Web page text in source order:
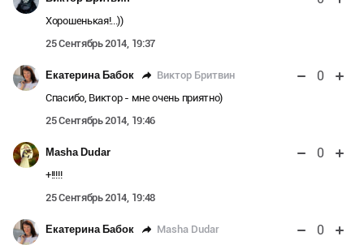
Хорошенькая!...))
25 Сентябрь 2014, 19:37
Екатерина Бабок Виктор Бритвин 0
Спасибо, Виктор - мне очень приятно)
25 Сентябрь 2014, 19:46
Masha Dudar 0
+!!!!!
25 Сентябрь 2014, 19:48
Екатерина Бабок Masha Dudar 0